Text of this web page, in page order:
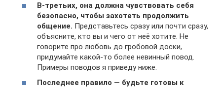
В-третьих, она должна чувствовать себя
безопасно, чтобы захотеть продолжить
общение. Представьтесь сразу или почти сразу,
объясните, кто вы и чего от неё хотите. Не
говорите про любовь до гробовой доски,
придумайте какой-то более невинный повод.
Примеры поводов я приведу ниже.
Последнее правило — будьте готовы к